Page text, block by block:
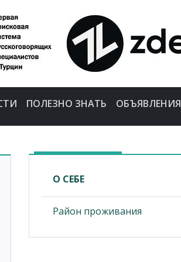
ПОЛЕЗНО ЗНАТЬ ОБЪЯВЛЕНИЯ
О СЕБЕ
Район проживания